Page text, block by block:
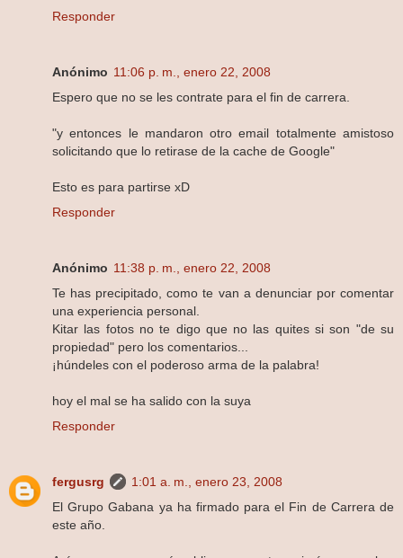
Responder
Anónimo 11:06 p. m., enero 22, 2008
Espero que no se les contrate para el fin de carrera.
"y entonces le mandaron otro email totalmente amistoso
solicitando que lo retirase de la cache de Google"
Esto es para partirse xD
Responder
Anónimo 11:38 p. m., enero 22, 2008
Te has precipitado, como te van a denunciar por comentar
una experiencia personal.
Kitar las fotos no te digo que no las quites si son "de su
propiedad" pero los comentarios...
¡húndeles con el poderoso arma de la palabra!
hoy el mal se ha salido con la suya
Responder
fergusrg
1:01 a. m., enero 23, 2008
El Grupo Gabana ya ha firmado para el Fin de Carrera de
este año.